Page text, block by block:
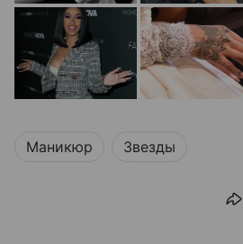
Маникюр Звезды